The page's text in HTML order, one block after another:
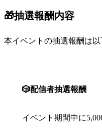
🎁抽選報酬内容
本イベントの抽選報酬は
🎲配信者抽選報酬
イベント期間中に